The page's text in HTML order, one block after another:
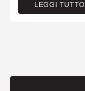
LEGGI TUTTO